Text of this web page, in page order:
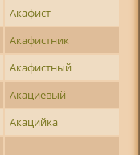
Акафист
Акафистник
Акафистный
Акациевый
Акацийка